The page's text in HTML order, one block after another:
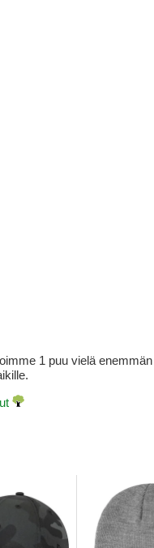
1 puu vielä